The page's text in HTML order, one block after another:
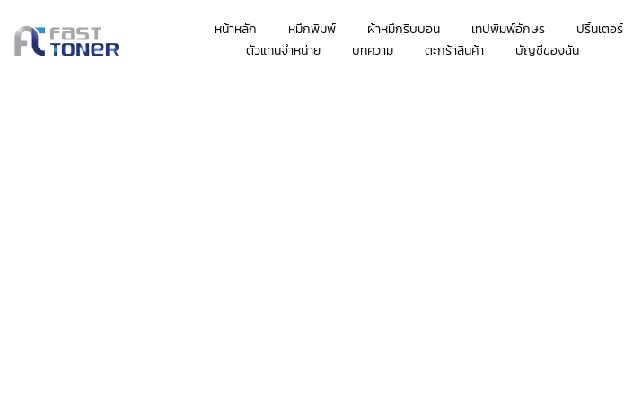
หน้าหลัก หมึกพิมพ์ ผ้าหมึกริบบอน เทปพิมพ์อักษร ปริ้นเตอร์
ตัวแทนจำหน่าย
บทความ ตะกร้าสินค้า บัญชีของฉัน